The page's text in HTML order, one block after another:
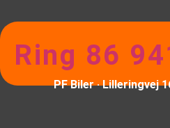
Ring 86
PF Biler · Lilleringvej